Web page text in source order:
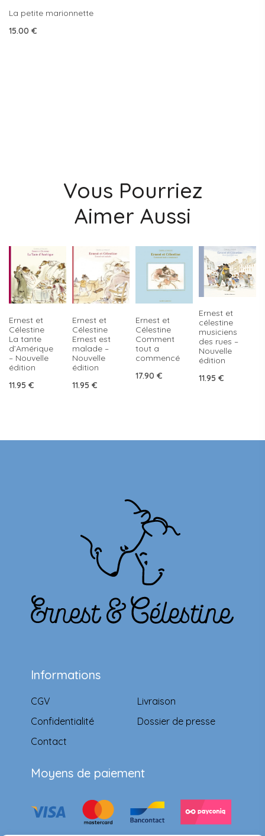
La petite marionnette
15.00 €
Vous Pourriez
Aimer Aussi
Ernest et
Célestine
La tante
d’Amérique
– Nouvelle
édition
11.95 €
Ernest et
Célestine
Ernest est
malade –
Nouvelle
édition
11.95 €
Ernest et
Célestine
Comment
tout a
commencé
17.90 €
Ernest et
célestine
musiciens
des rues –
Nouvelle
édition
11.95 €
Informations
CGV
Confidentialité
Contact
Livraison
Dossier de presse
Moyens de paiement